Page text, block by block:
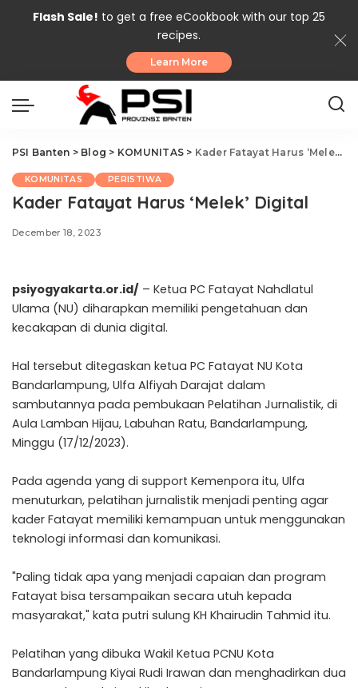
Flash Sale! to get a free eCookbook with our top 25
recipes.
Learn More
PSI Banten > Blog > KOMUNITAS > Kader Fatayat Harus ‘Melek’ Digital
KOMUNITAS PERISTIWA
Kader Fatayat Harus ‘Melek’ Digital
December 18, 2023
psiyogyakarta.or.id/ – Ketua PC Fatayat Nahdlatul
Ulama (NU) diharapkan memiliki pengetahuan dan
kecakapan di dunia digital.
Hal tersebut ditegaskan ketua PC Fatayat NU Kota
Bandarlampung, Ulfa Alfiyah Darajat dalam
sambutannya pada pembukaan Pelatihan Jurnalistik, di
Aula Lamban Hijau, Labuhan Ratu, Bandarlampung,
Minggu (17/12/2023).
Pada agenda yang di support Kemenpora itu, Ulfa
menuturkan, pelatihan jurnalistik menjadi penting agar
kader Fatayat memiliki kemampuan untuk menggunakan
teknologi informasi dan komunikasi.
"Paling tidak apa yang menjadi capaian dan program
Fatayat bisa tersampaikan secara utuh kepada
masyarakat," kata putri sulung KH Khairudin Tahmid itu.
Pelatihan yang dibuka Wakil Ketua PCNU Kota
Bandarlampung Kiyai Rudi Irawan dan menghadirkan dua